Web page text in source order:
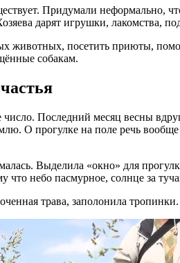
Придумали
дарят игрушки, лакомства,
животных, посетить приюты,
собакам.
Последний месяц весны
О прогулке на поле речь
Выделила «окно» для
что небо пасмурное, солнце за
трава, заполонила тропинки.